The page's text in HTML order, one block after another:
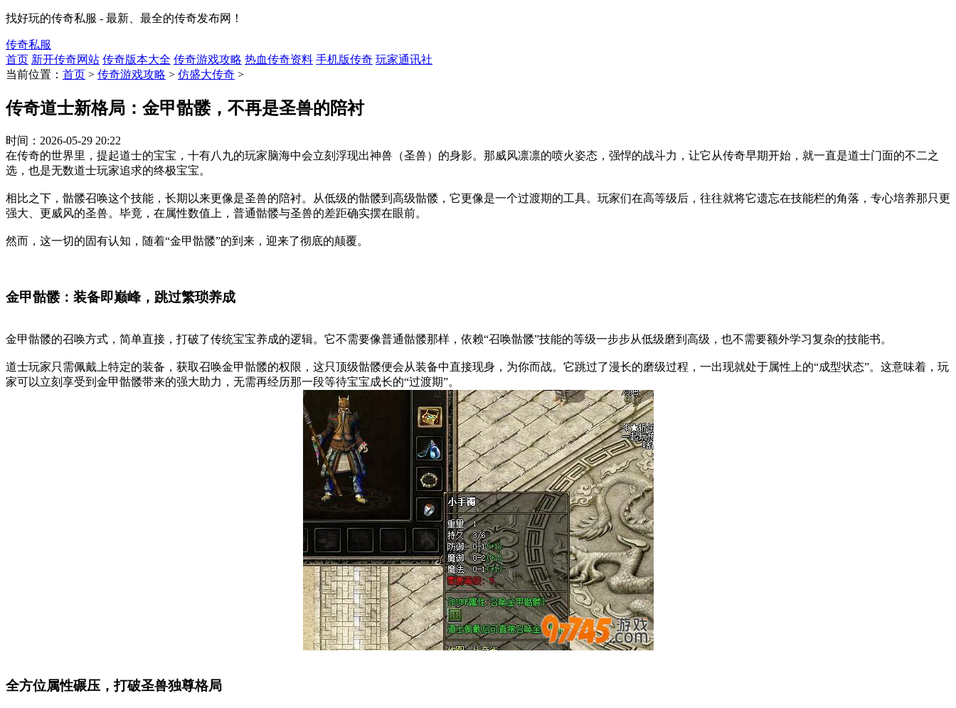
找好玩的传奇私服 - 最新、最全的传奇发布网！
传奇私服
首页 新开传奇网站 传奇版本大全 传奇游戏攻略 热血传奇资料 手机版传奇 玩家通讯社
当前位置： 首页 > 传奇游戏攻略 > 仿盛大传奇 >
传奇道士新格局：金甲骷髅，不再是圣兽的陪衬
时间： 2026-05-29 20:22
在传奇的世界里，提起道士的宝宝，十有八九的玩家脑海中会立刻浮现出神兽（圣兽）的身影。那威风凛凛的喷火姿态，强悍的战斗力，让它从传奇早期开始，就一直是道士门面的不二之
选，也是无数道士玩家追求的终极宝宝。
相比之下，骷髅召唤这个技能，长期以来更像是圣兽的陪衬。从低级的骷髅到高级骷髅，它更像是一个过渡期的工具。玩家们在高等级后，往往就将它遗忘在技能栏的角落，专心培养那只更
强大、更威风的圣兽。毕竟，在属性数值上，普通骷髅与圣兽的差距确实摆在眼前。
然而，这一切的固有认知，随着“金甲骷髅”的到来，迎来了彻底的颠覆。
金甲骷髅：装备即巅峰，跳过繁琐养成
金甲骷髅的召唤方式，简单直接，打破了传统宝宝养成的逻辑。它不需要像普通骷髅那样，依赖“召唤骷髅”技能的等级一步步从低级磨到高级，也不需要额外学习复杂的技能书。
道士玩家只需佩戴上特定的装备，获取召唤金甲骷髅的权限，这只顶级骷髅便会从装备中直接现身，为你而战。它跳过了漫长的磨级过程，一出现就处于属性上的“成型状态”。这意味着，玩
家可以立刻享受到金甲骷髅带来的强大助力，无需再经历那一段等待宝宝成长的“过渡期”。
全方位属性碾压，打破圣兽独尊格局